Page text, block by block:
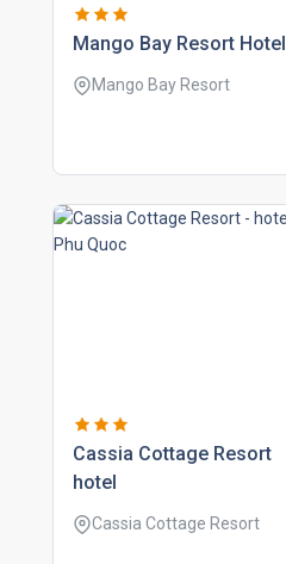
mango bay resort hotel
Mango Bay Resort
cassia cottage resort
hotel
Cassia Cottage Resort